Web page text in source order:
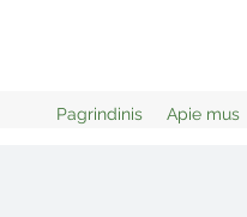
Pagrindinis Apie mus